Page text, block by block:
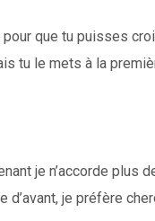
que tu puisses
tu le mets à la
je n’accorde plus
je préfère